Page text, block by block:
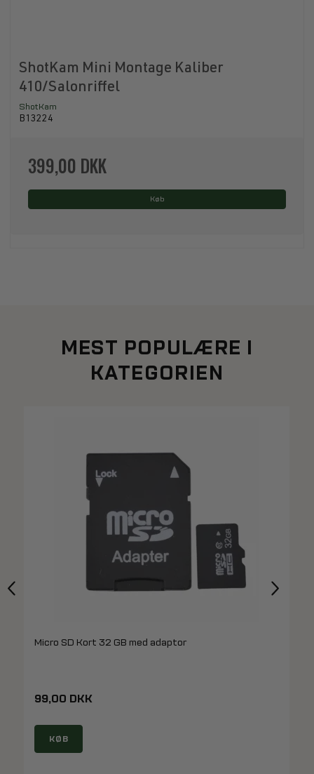
ShotKam Mini Montage Kaliber
410/Salonriffel
ShotKam
B13224
399,00 DKK
Køb
MEST POPULÆRE I
KATEGORIEN
Micro SD Kort 32 GB med adaptor
99,00 DKK
KØB